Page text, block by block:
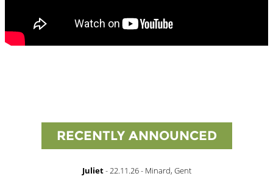
RECENTLY ANNOUNCED
Juliet- 22.11.26 - Minard, Gent